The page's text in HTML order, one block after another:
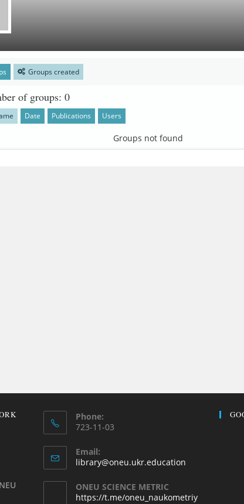
Groups created
of groups: 0
Date Publications Users
Groups not found
Phone:
723-11-03
Email:
library@oneu.ukr.education
ONEU SCIENCE METRIC
https://t.me/oneu_naukometriy